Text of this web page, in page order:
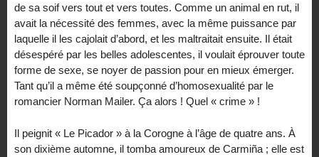
de sa soif vers tout et vers toutes. Comme un animal en rut, il
avait la nécessité des femmes, avec la même puissance par
laquelle il les cajolait d’abord, et les maltraitait ensuite. Il était
désespéré par les belles adolescentes, il voulait éprouver toute
forme de sexe, se noyer de passion pour en mieux émerger.
Tant qu’il a même été soupçonné d’homosexualité par le
romancier Norman Mailer. Ça alors ! Quel « crime » !
Il peignit « Le Picador » à la Corogne à l’âge de quatre ans. À
son dixième automne, il tomba amoureux de Carmiña ; elle est